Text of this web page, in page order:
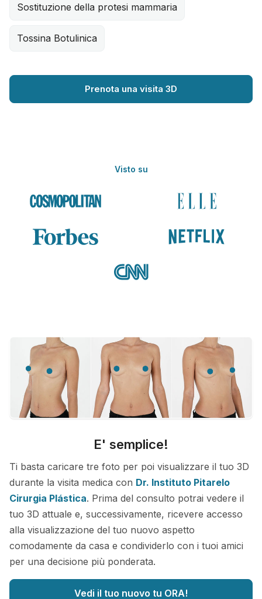
Sostituzione della protesi mammaria
Tossina Botulinica
Prenota una visita 3D
Visto su
E' semplice!
Ti basta caricare tre foto per poi visualizzare il tuo 3D
durante la visita medica con Dr. Instituto Pitarelo
Cirurgia Plástica. Prima del consulto potrai vedere il
tuo 3D attuale e, successivamente, ricevere accesso
alla visualizzazione del tuo nuovo aspetto
comodamente da casa e condividerlo con i tuoi amici
per una decisione più ponderata.
Vedi il tuo nuovo tu ORA!